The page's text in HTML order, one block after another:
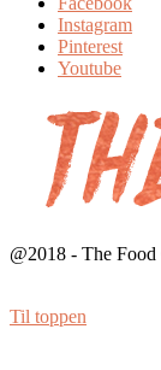
Instagram
Pinterest
Youtube
@2018 - The
Til toppen